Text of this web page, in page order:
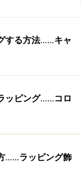
ります。折っ
分に入れ込み
する方法……キャ
ッピング……コロ
……ラッピング飾